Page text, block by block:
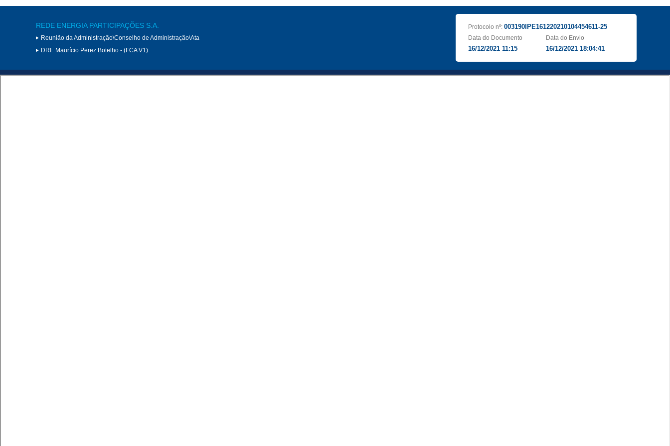
REDE ENERGIA PARTICIPAÇÕES S.A.
Reunião da Administração\Conselho de Administração\Ata
DRI: Maurício Perez Botelho - (FCA V1)
Protocolo nº: 003190IPE161220210104454611-25
Data do Documento
16/12/2021 11:15
Data do Envio
16/12/2021 18:04:41